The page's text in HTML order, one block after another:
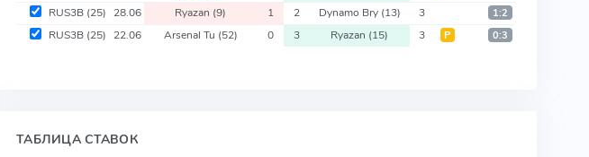
RUS3B (25) 28.06 Ryazan (9) 1 2 Dynamo Bry (13) 3 1:2
RUS3B (25) 22.06 Arsenal Tu (52) 0 3 Ryazan (15) 3 Р 0:3
ТАБЛИЦА СТАВОК